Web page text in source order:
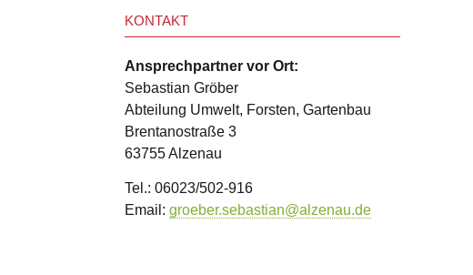
KONTAKT
Ansprechpartner vor Ort:
Sebastian Gröber
Abteilung Umwelt, Forsten, Gartenbau
Brentanostraße 3
63755 Alzenau
Tel.: 06023/502-916
Email: groeber.sebastian@alzenau.de